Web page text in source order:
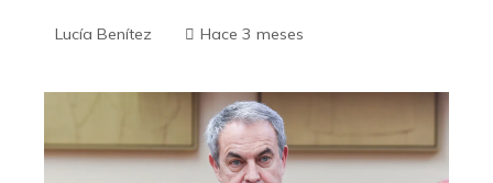
Lucía Benítez Hace 3 meses